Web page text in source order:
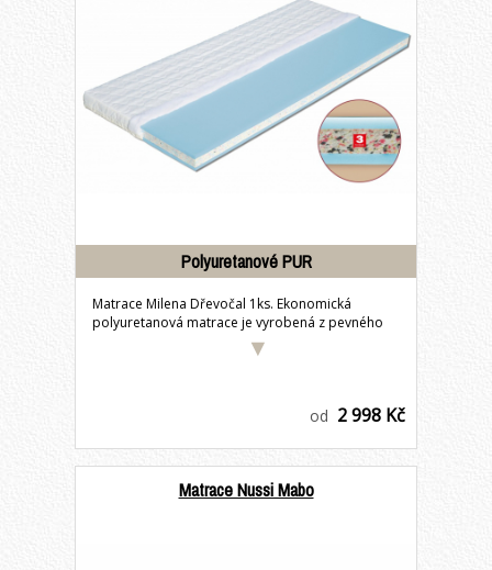
Polyuretanové PUR
Matrace Milena Dřevočal 1ks. Ekonomická
polyuretanová matrace je vyrobená z pevného
od 2 998 Kč
Matrace Nussi Mabo